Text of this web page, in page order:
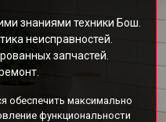
знаниями техники Бош.
неисправностей.
запчастей.
обеспечить максимально
функциональности